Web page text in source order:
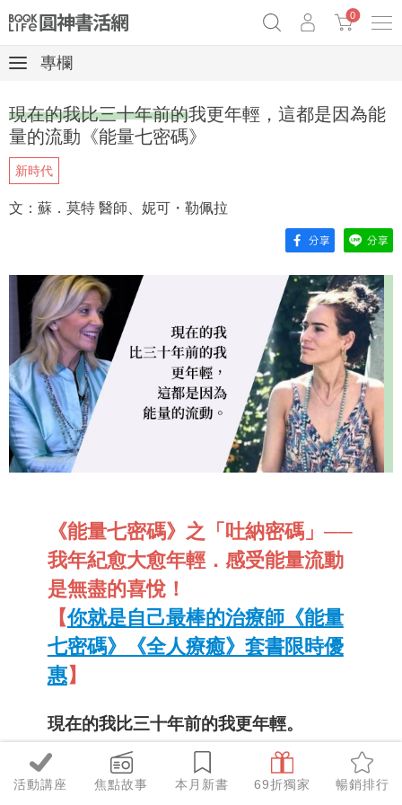
Netflix話題章魚小說！
0
活動講座 焦點故事 本月新書 69折獨家 暢銷排行
專欄
現在的我比三十年前的我更年輕，這都是因為能
量的流動《能量七密碼》
新時代
文：蘇．莫特 醫師、妮可・勒佩拉
《能量七密碼》之「吐納密碼」──
我年紀愈大愈年輕． 感受能量流動
是無盡的喜悅！
【你就是自己最棒的治療師《能量
七密碼》《全人療癒》套書限時優
惠】
現在的我比三十年前的我更年輕。
此話不虛，一點也不誇張。以體內的能量